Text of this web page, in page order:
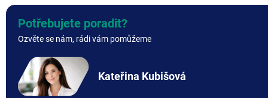
Potřebujete poradit?
Ozvěte se nám, rádi vám pomůžeme
Kateřina Kubišová